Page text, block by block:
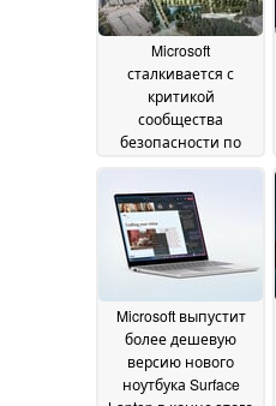
Microsoft
сталкивается с
критикой
сообщества
безопасности по
Eclipse
30 May 2026
Microsoft выпустит
более дешевую
версию нового
ноутбука Surface